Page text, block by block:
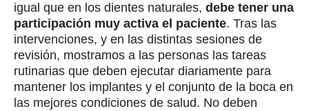
igual que en los dientes naturales, debe tener una
participación muy activa el paciente. Tras las
intervenciones, y en las distintas sesiones de
revisión, mostramos a las personas las tareas
rutinarias que deben ejecutar diariamente para
mantener los implantes y el conjunto de la boca en
las mejores condiciones de salud. No deben